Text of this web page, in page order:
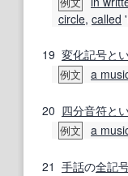
circle, called
19 変化記号と
例文 a
20 四分音符と
例文 a
21 手話の全記